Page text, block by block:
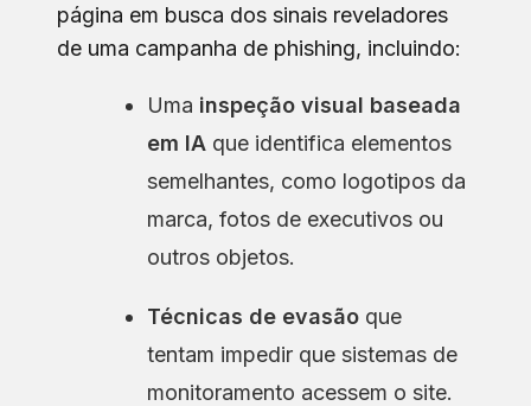
página em busca dos sinais reveladores
de uma campanha de phishing, incluindo:
Uma inspeção visual baseada
em IA que identifica elementos
semelhantes, como logotipos da
marca, fotos de executivos ou
outros objetos.
Técnicas de evasão que
tentam impedir que sistemas de
monitoramento acessem o site.